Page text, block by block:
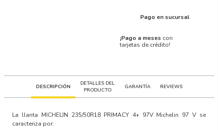
Pago en sucursal
¡Pago a meses con
tarjetas de crédito!
DESCRIPCIÓN
DETALLES DEL
PRODUCTO
GARANTÍA REVIEWS
La llanta MICHELIN 235/50R18 PRIMACY 4+ 97V Michelin 97 V se
caracteriza por: